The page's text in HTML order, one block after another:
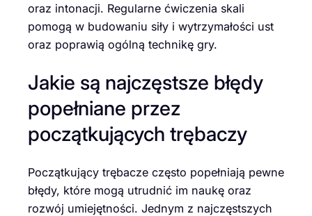
oraz intonacji. Regularne ćwiczenia skali
pomogą w budowaniu siły i wytrzymałości ust
oraz poprawią ogólną technikę gry.
Jakie są najczęstsze błędy
popełniane przez
początkujących trębaczy
Początkujący trębacze często popełniają pewne
błędy, które mogą utrudnić im naukę oraz
rozwój umiejętności. Jednym z najczęstszych